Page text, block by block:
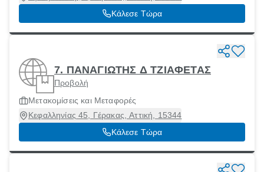
Κάλεσε Τώρα
7. ΠΑΝΑΓΙΩΤΗΣ Δ ΤΖΙΑΦΕΤΑΣ
Προβολή
Μετακομίσεις και Μεταφορές
Κεφαλληνίας 45, Γέρακας, Αττική, 15344
Κάλεσε Τώρα